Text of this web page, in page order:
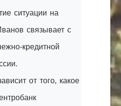
ситуации на
связывает с
кредитной
от того, какое